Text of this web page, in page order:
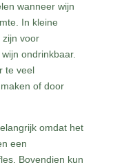
wanneer wijn
In kleine
zijn voor
ondrinkbaar.
te veel
of door
omdat het
een
Bovendien kun